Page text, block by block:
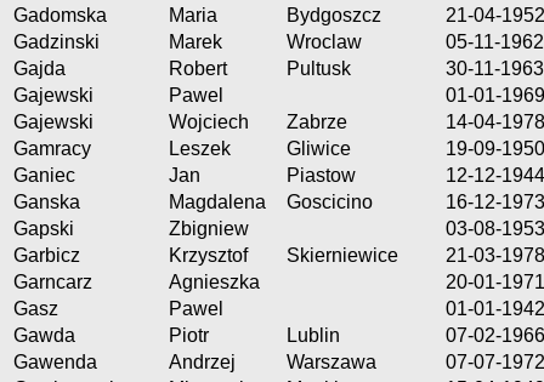
Gadomska
Maria Bydgoszcz
21-04-1952
Gadzinski
Marek Wroclaw
05-11-1962
Gajda
Robert Pultusk
30-11-1963
Gajewski
Pawel
01-01-1969
Gajewski
Wojciech Zabrze
14-04-1978
Gamracy
Leszek Gliwice
19-09-1950
Ganiec
Jan Piastow
12-12-1944
Ganska
Magdalena Goscicino
16-12-1973
Gapski
Zbigniew
03-08-1953
Garbicz
Krzysztof Skierniewice
21-03-1978
Garncarz
Agnieszka
20-01-1971
Gasz
Pawel
01-01-1942
Gawda
Piotr Lublin
07-02-1966
Gawenda
Andrzej Warszawa
07-07-1972